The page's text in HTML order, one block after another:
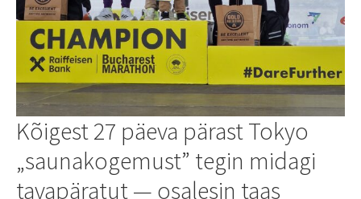
Kõigest 27 päeva pärast Tokyo
„saunakogemust” tegin midagi
tavapäratut — osalesin taas